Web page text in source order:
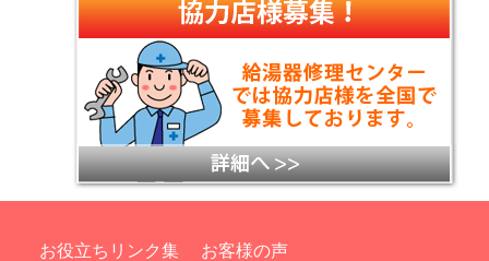
お役立ちリンク集
お客様の声